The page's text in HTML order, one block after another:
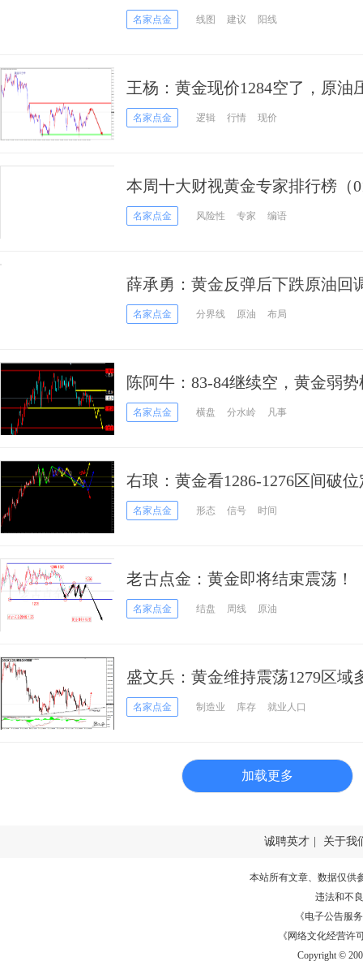
升名家点金 线图 建议 阳线
王杨：黄金现价1284空了，原油
名家点金 逻辑 行情 现价
本周十大财视黄金专家排行榜（
名家点金 风险性 专家 编语
薛承勇：黄金反弹后下跌原油回
名家点金 分界线 原油 布局
陈阿牛：83-84继续空，黄金弱
名家点金 横盘 分水岭 凡事
右琅：黄金看1286-1276区间破
名家点金 形态 信号 时间
老古点金：黄金即将结束震荡！
名家点金 结盘 周线 原油
盛文兵：黄金维持震荡1279区域
名家点金 制造业 库存 就业人口
加载更多
诚聘英才 关于我
本站所有文章、数据仅供
违法和不
《电子公告服务
《网络文化经营许
Copyright ©